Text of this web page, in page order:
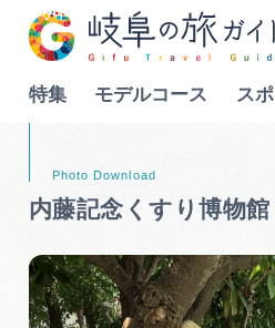
特集 モデルコース ス
特集
モデルコース
Language
内藤記念くすり博物館